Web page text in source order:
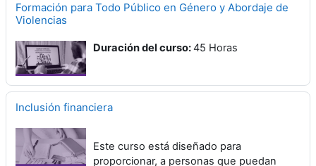
Formación para Todo Público en Género y Abordaje de
Violencias
Duración del curso:45 Horas
Inclusión financiera
Este curso está diseñado para
proporcionar, a personas que puedan